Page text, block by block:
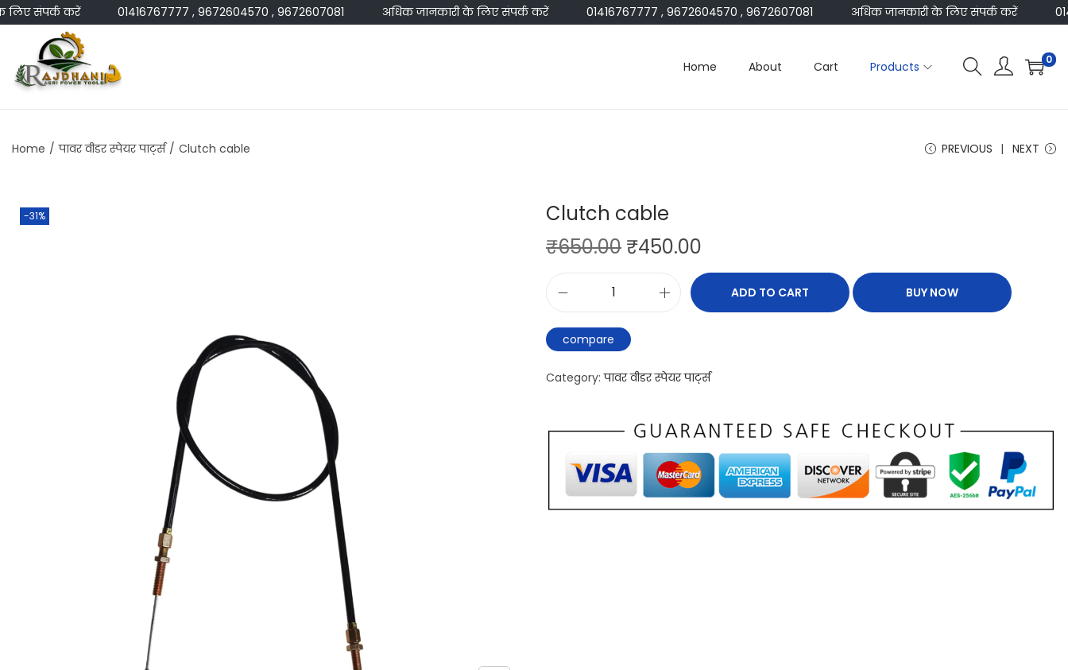
संपर्क करें 01416767777 , 9672604570 , 9672607081 अधिक जानकारी के लिए संपर्क करें 01416767777 , 9672604570 , 9672607081 अधिक जानकारी के लिए संपर्क करें
Home About Cart Products 0
Home / पावर वीडर स्पेयर पार्ट्स / Clutch cable PREVIOUS NEXT
-31%
Clutch cable
₹650.00 ₹450.00
ADD TO CART BUY NOW
compare
Category:पावर वीडर स्पेयर पार्ट्स